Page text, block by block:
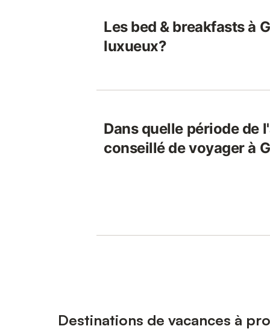
Les bed & breakfasts à
luxueux?
Dans quelle période de
conseillé de voyager à
Destinations de vacances à